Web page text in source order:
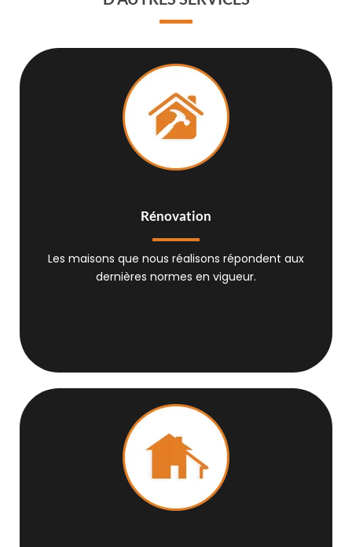
Rénovation
Les maisons que nous réalisons répondent aux
dernières normes en vigueur.